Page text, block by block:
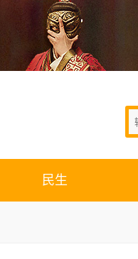
民生